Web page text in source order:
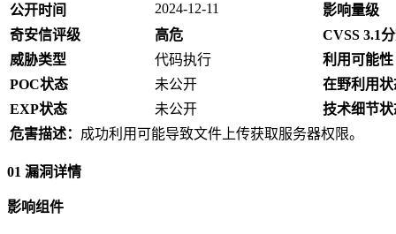
公开时间
2024-12-11
影响量级
奇安信评级
高危
CVSS 3.1
威胁类型
代码执行
利用可能性
POC状态
未公开
在野利用状
EXP状态
未公开
技术细节状
危害描述： 成功利用可能导致文件上传获取服务器权限。
01 漏洞详情
影响组件